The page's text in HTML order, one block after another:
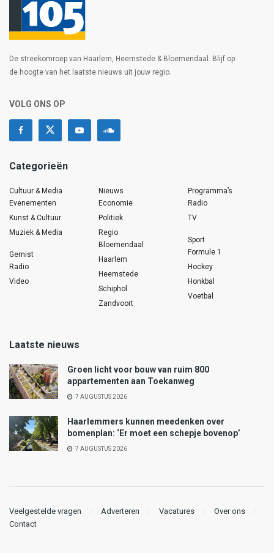
De streekomroep van Haarlem, Heemstede & Bloemendaal. Blijf op
de hoogte van het laatste nieuws uit jouw regio.
VOLG ONS OP
Categorieën
Cultuur & Media
Evenementen
Kunst & Cultuur
Muziek & Media
Gemist
Radio
Video
Nieuws
Economie
Politiek
Regio
Bloemendaal
Haarlem
Heemstede
Schiphol
Zandvoort
Programma’s
Radio
TV
Sport
Formule 1
Hockey
Honkbal
Voetbal
Laatste nieuws
Groen licht voor bouw van ruim 800
appartementen aan Toekanweg
7 AUGUSTUS 2026
Haarlemmers kunnen meedenken over
bomenplan: ‘Er moet een schepje bovenop’
7 AUGUSTUS 2026
Veelgestelde vragen Adverteren Vacatures
Over ons
Contact